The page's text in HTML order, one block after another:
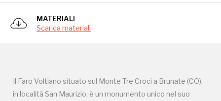
MATERIALI
Scarica materiali
Il Faro Voltiano situato sul Monte Tre Croci a Brunate (CO),
in località San Maurizio, è un monumento unico nel suo
sottostante città di Como è nato, morto e, in parte, vissuto.
L'idea l'ha avuta un santo, il "padre dei poveri" Luigi Guanella,
e realizzato per le successive celebrazioni voltiane del 1927
(centenario della morte dell'inventore) dall’Igni (Istituto